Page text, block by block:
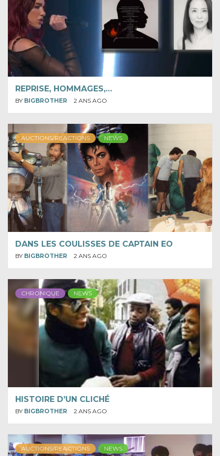
REPRISE, HOMMAGES,…
BY BIGBROTHER 2 ANS AGO
AUCTIONS/REACTIONS NEWS
DANS LES COULISSES DE CAPTAIN EO
BY BIGBROTHER 2 ANS AGO
CHRONIQUE NEWS
HISTOIRE D’UN CLICHÉ
BY BIGBROTHER 2 ANS AGO
AUCTIONS/REACTIONS NEWS